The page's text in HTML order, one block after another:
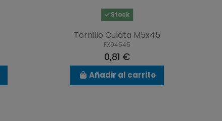
Stock
Tornillo Culata M5x45
FX94545
0,81 €
Añadir al carrito